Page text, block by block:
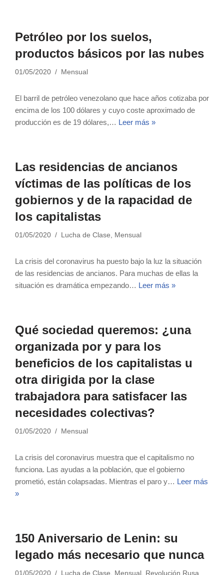
Petróleo por los suelos,
productos básicos por las nubes
01/05/2020 Mensual
El barril de petróleo venezolano que hace años cotizaba por
encima de los 100 dólares y cuyo coste aproximado de
producción es de 19 dólares,… Leer más »
Las residencias de ancianos
víctimas de las políticas de los
gobiernos y de la rapacidad de
los capitalistas
01/05/2020 Lucha de Clase, Mensual
La crisis del coronavirus ha puesto bajo la luz la situación
de las residencias de ancianos. Para muchas de ellas la
situación es dramática empezando… Leer más »
Qué sociedad queremos: ¿una
organizada por y para los
beneficios de los capitalistas u
otra dirigida por la clase
trabajadora para satisfacer las
necesidades colectivas?
01/05/2020 Mensual
La crisis del coronavirus muestra que el capitalismo no
funciona. Las ayudas a la población, que el gobierno
prometió, están colapsadas. Mientras el paro y… Leer más
»
150 Aniversario de Lenin: su
legado más necesario que nunca
01/05/2020 Lucha de Clase, Mensual , Revolución Rusa